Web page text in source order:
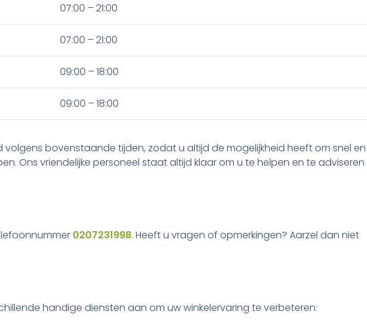
07:00 – 21:00
07:00 – 21:00
09:00 – 18:00
09:00 – 18:00
volgens bovenstaande tijden, zodat u altijd de mogelijkheid heeft om snel en
Ons vriendelijke personeel staat altijd klaar om u te helpen en te adviseren
0207231998. Heeft u vragen of opmerkingen? Aarzel dan niet
handige diensten aan om uw winkelervaring te verbeteren: